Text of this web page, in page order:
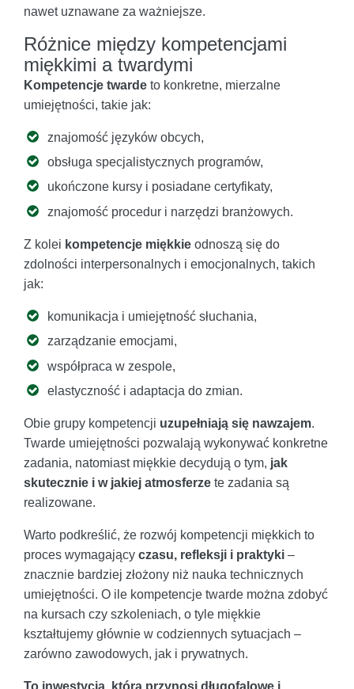
nawet uznawane za ważniejsze.
Różnice między kompetencjami
miękkimi a twardymi
Kompetencje twarde to konkretne, mierzalne
umiejętności, takie jak:
znajomość języków obcych,
obsługa specjalistycznych programów,
ukończone kursy i posiadane certyfikaty,
znajomość procedur i narzędzi branżowych.
Z kolei kompetencje miękkie odnoszą się do
zdolności interpersonalnych i emocjonalnych, takich
jak:
komunikacja i umiejętność słuchania,
zarządzanie emocjami,
współpraca w zespole,
elastyczność i adaptacja do zmian.
Obie grupy kompetencji uzupełniają się nawzajem.
Twarde umiejętności pozwalają wykonywać konkretne
zadania, natomiast miękkie decydują o tym, jak
skutecznie i w jakiej atmosferze te zadania są
realizowane.
Warto podkreślić, że rozwój kompetencji miękkich to
proces wymagający czasu, refleksji i praktyki –
znacznie bardziej złożony niż nauka technicznych
umiejętności. O ile kompetencje twarde można zdobyć
na kursach czy szkoleniach, o tyle miękkie
kształtujemy głównie w codziennych sytuacjach –
zarówno zawodowych, jak i prywatnych.
To inwestycja, która przynosi długofalowe i